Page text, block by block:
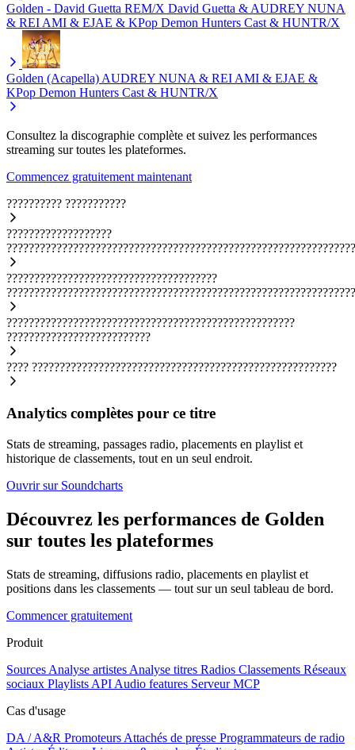
Golden - David Guetta REM/X David Guetta & AUDREY NUNA
& REI AMI & EJAE & KPop Demon Hunters Cast & HUNTR/X
Golden (Acapella) AUDREY NUNA & REI AMI & EJAE &
KPop Demon Hunters Cast & HUNTR/X
Consultez la discographie complète et suivez les performances
streaming sur toutes les plateformes.
Commencez gratuitement maintenant
?????????? ???????????
???????????????????
??????????????????????????????????????
????????????????????????????????????????????????????
??????????????????????????
???? ???????????????????????????????????????????????????????
Analytics complètes pour ce titre
Stats de streaming, passages radio, placements en playlist et
historique de classements, tout en un seul endroit.
Ouvrir sur Soundcharts
Découvrez les performances de Golden
sur toutes les plateformes
Stats de streaming, diffusions radio, placements en playlist et
positions dans les classements — tout sur un seul tableau de bord.
Commencer gratuitement
Produit
Sources Analyse artistes Analyse titres Radios Classements Réseaux
sociaux Playlists API Audio features Serveur MCP
Cas d'usage
DA / A&R Promoteurs Attachés de presse Programmateurs de radio